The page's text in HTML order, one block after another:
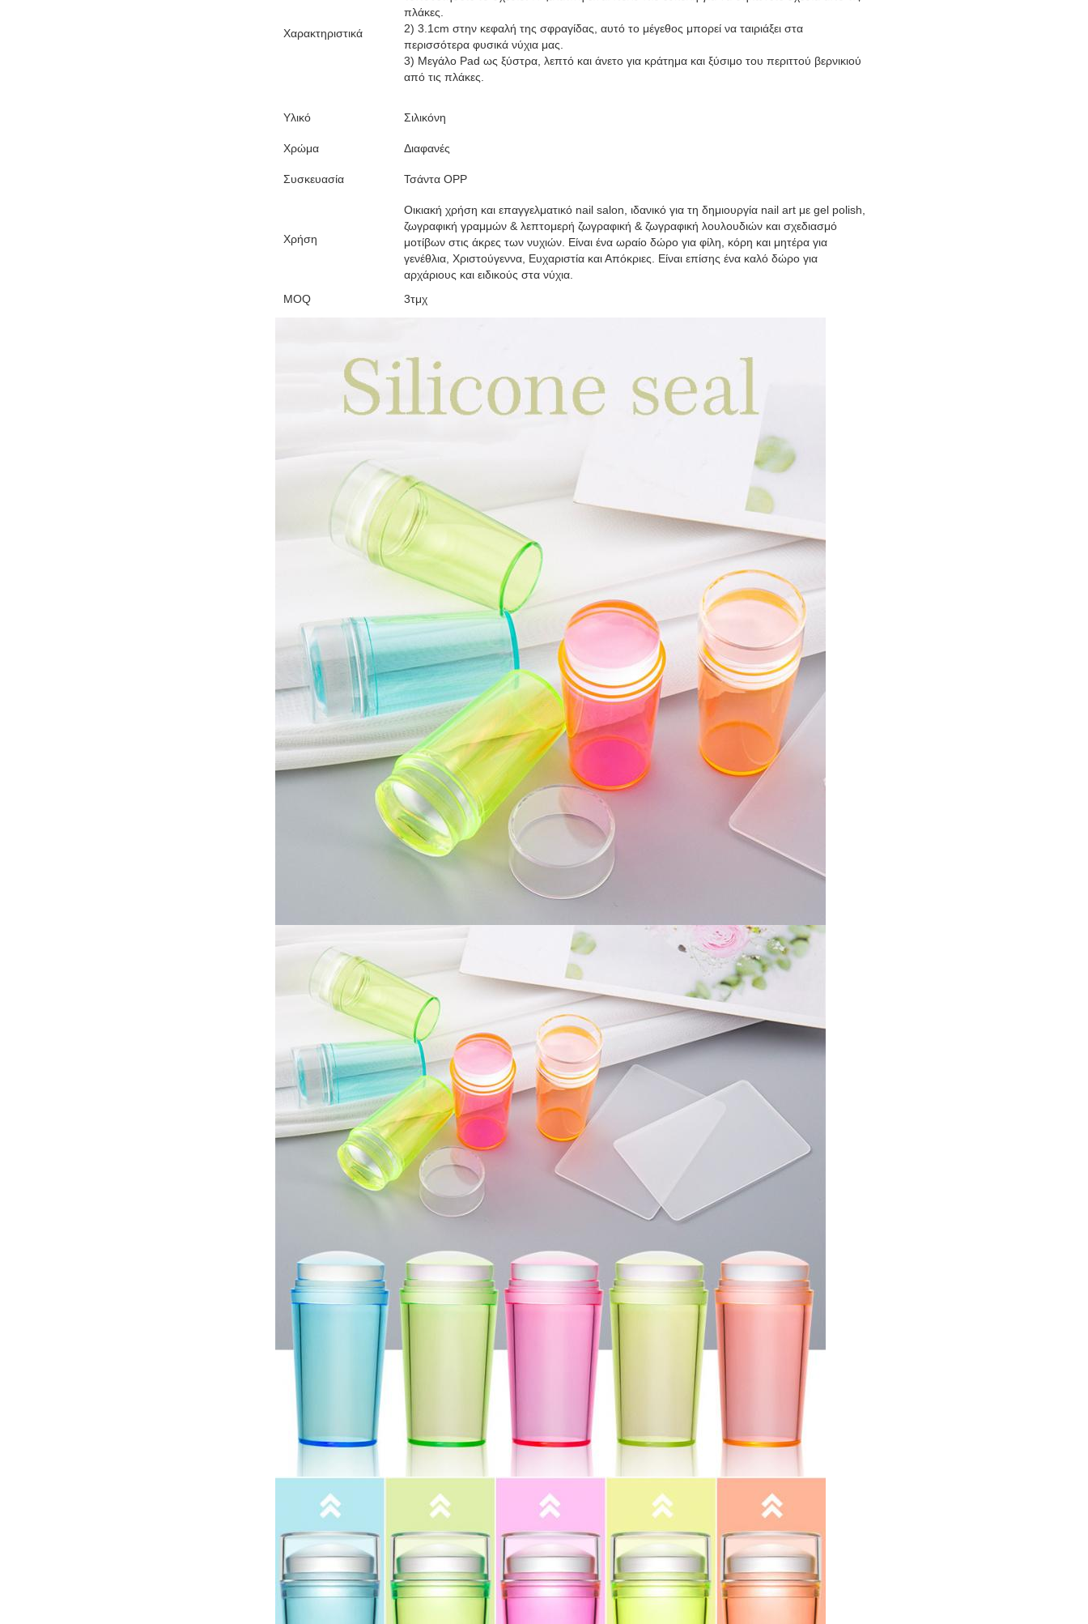
Χαρακτηριστικά
πλάκες.
2) 3.1cm στην κεφαλή της σφραγίδας, αυτό το μέγεθος μπορεί να ταιριάξει στα
περισσότερα φυσικά νύχια μας.
3) Μεγάλο Pad ως ξύστρα, λεπτό και άνετο για κράτημα και ξύσιμο του περιττού βερνικιού
από τις πλάκες.
Υλικό Σιλικόνη
Χρώμα Διαφανές
Συσκευασία Τσάντα OPP
Χρήση
Οικιακή χρήση και επαγγελματικό nail salon, ιδανικό για τη δημιουργία nail art με gel polish,
ζωγραφική γραμμών & λεπτομερή ζωγραφική & ζωγραφική λουλουδιών και σχεδιασμό
μοτίβων στις άκρες των νυχιών. Είναι ένα ωραίο δώρο για φίλη, κόρη και μητέρα για
γενέθλια, Χριστούγεννα, Ευχαριστία και Απόκριες. Είναι επίσης ένα καλό δώρο για
αρχάριους και ειδικούς στα νύχια.
MOQ
3τμχ